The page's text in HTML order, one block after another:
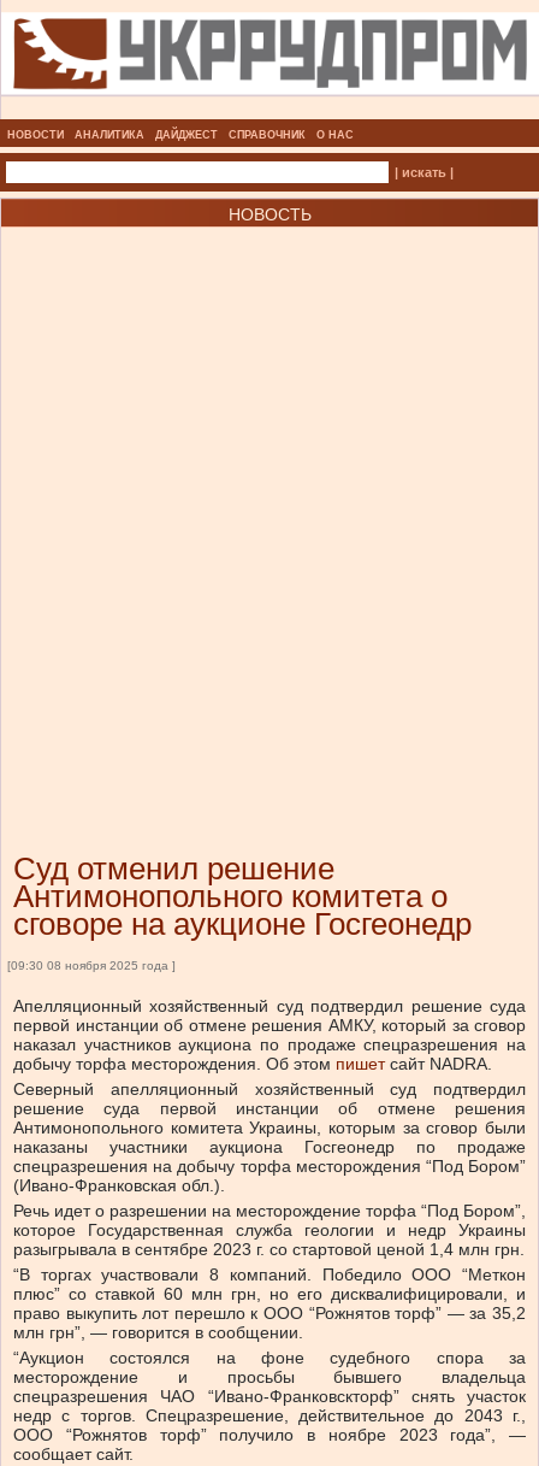
НОВОСТИ АНАЛИТИКА ДАЙДЖЕСТ СПРАВОЧНИК О НАС
| искать |
НОВОСТЬ
Суд отменил решение
Антимонопольного комитета о
сговоре на аукционе Госгеонедр
[09:30 08 ноября 2025 года ]
Апелляционный хозяйственный суд подтвердил решение суда
первой инстанции об отмене решения АМКУ, который за сговор
наказал участников аукциона по продаже спецразрешения на
добычу торфа месторождения. Об этом пишет сайт NADRA.
Северный апелляционный хозяйственный суд подтвердил
решение суда первой инстанции об отмене решения
Антимонопольного комитета Украины, которым за сговор были
наказаны участники аукциона Госгеонедр по продаже
спецразрешения на добычу торфа месторождения “Под Бором”
(Ивано-Франковская обл.).
Речь идет о разрешении на месторождение торфа “Под Бором”,
которое Государственная служба геологии и недр Украины
разыгрывала в сентябре 2023 г. со стартовой ценой 1,4 млн грн.
“В торгах участвовали 8 компаний. Победило ООО “Меткон
плюс” со ставкой 60 млн грн, но его дисквалифицировали, и
право выкупить лот перешло к ООО “Рожнятов торф” — за 35,2
млн грн”, — говорится в сообщении.
“Аукцион состоялся на фоне судебного спора за
месторождение и просьбы бывшего владельца
спецразрешения ЧАО “Ивано-Франковскторф” снять участок
недр с торгов. Спецразрешение, действительное до 2043 г.,
ООО “Рожнятов торф” получило в ноябре 2023 года”, —
сообщает сайт.